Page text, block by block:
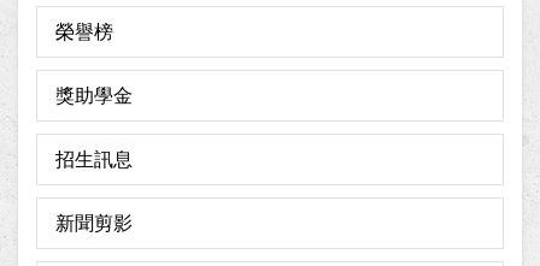
榮譽榜
獎助學金
招生訊息
新聞剪影